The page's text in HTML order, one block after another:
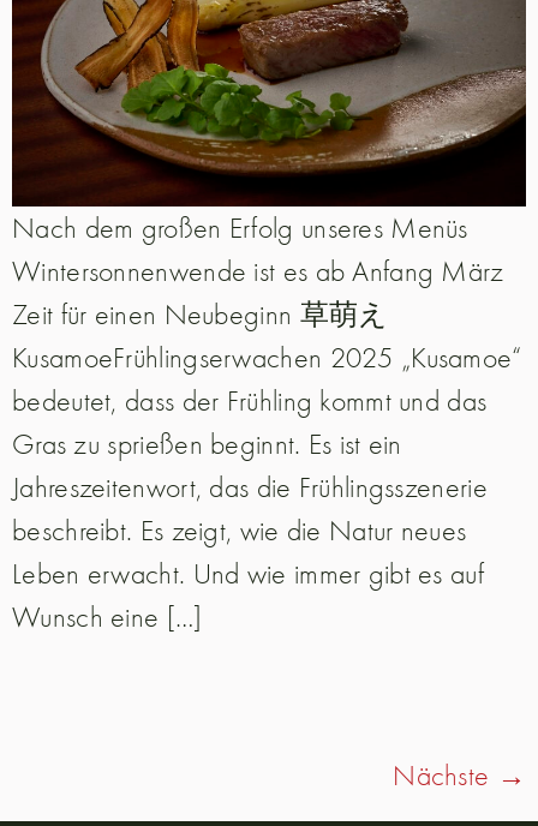
Nach dem großen Erfolg unseres Menüs
Wintersonnenwende ist es ab Anfang März
Zeit für einen Neubeginn 草萌え
KusamoeFrühlingserwachen 2025 „Kusamoe“
bedeutet, dass der Frühling kommt und das
Gras zu sprießen beginnt. Es ist ein
Jahreszeitenwort, das die Frühlingsszenerie
beschreibt. Es zeigt, wie die Natur neues
Leben erwacht. Und wie immer gibt es auf
Wunsch eine […]
Nächste →